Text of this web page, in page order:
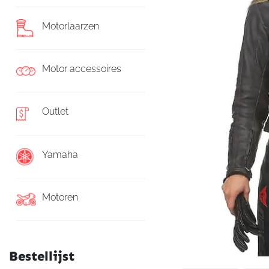
Motorlaarzen
Motor accessoires
Outlet
Yamaha
Motoren
Bestellijst